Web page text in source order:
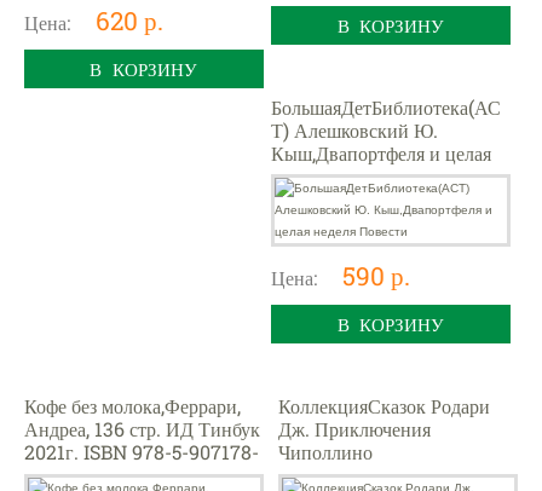
Цена: 620 р.
В КОРЗИНУ
В КОРЗИНУ
БольшаяДетБиблиотека(АС
Т) Алешковский Ю.
Кыш,Двапортфеля и целая
неделя Повести
Цена: 590 р.
В КОРЗИНУ
Кофе без молока,Феррари,
Андреа, 136 стр. ИД Тинбук
2021г. ISBN 978-5-907178-
21-2
КоллекцияСказок Родари
Дж. Приключения
Чиполлино
(худ.Митрофанов М.)